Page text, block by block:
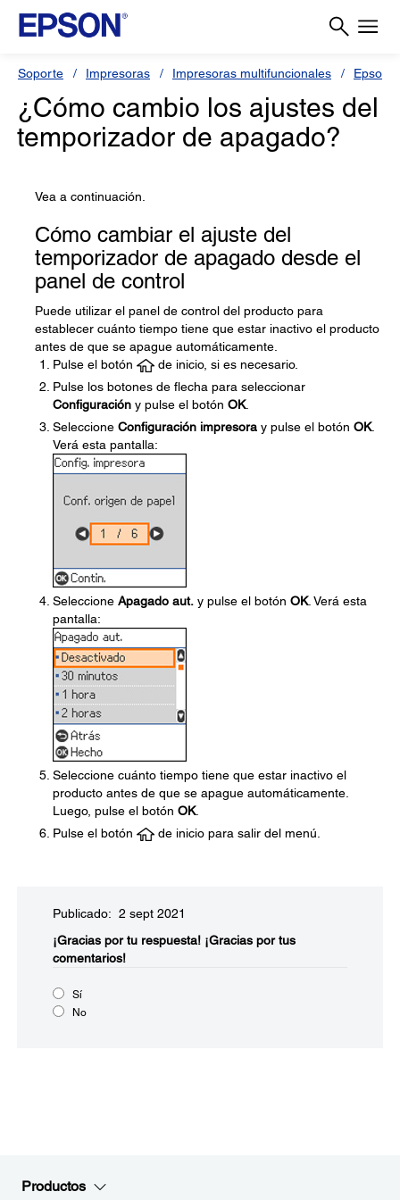
Soporte Impresoras Impresoras multifuncionales Epson L
¿Cómo cambio los ajustes del
temporizador de apagado?
Vea a continuación.
Cómo cambiar el ajuste del
temporizador de apagado desde el
panel de control
Puede utilizar el panel de control del producto para
establecer cuánto tiempo tiene que estar inactivo el producto
antes de que se apague automáticamente.
Pulse el botón
de inicio, si es necesario.
Pulse los botones de flecha para seleccionar
Configuración y pulse el botón OK.
Seleccione Configuración impresora y pulse el botón OK.
Verá esta pantalla:
Seleccione Apagado aut. y pulse el botón OK. Verá esta
pantalla:
Seleccione cuánto tiempo tiene que estar inactivo el
producto antes de que se apague automáticamente.
Luego, pulse el botón OK.
Pulse el botón
de inicio para salir del menú.
Publicado: 2 sept 2021
¡Gracias por tu respuesta! ¡Gracias por tus
comentarios!
Sí
No
Productos